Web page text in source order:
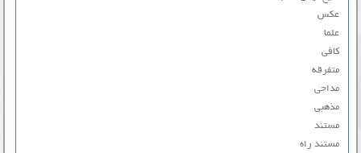
عکس
علما
کافی
متفرقه
مداحی
مذهبی
مستند
مستند راه